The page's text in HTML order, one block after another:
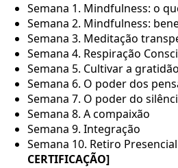
Semana 1. Mindfulness: o
Semana 2. Mindfulness:
Semana 3. Meditação
Semana 4. Respiração
Semana 5. Cultivar a gratidão
Semana 6. O poder dos
Semana 7. O poder do
Semana 8. A compaixão
Semana 9. Integração
Semana 10. Retiro Presencial
CERTIFICAÇÃO]